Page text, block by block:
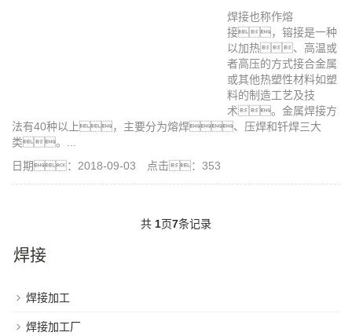
焊接也称作熔
接，镕接是一种
以加热、高温或
者高压的方式接合金属
或其他热塑性材料如塑
料的制造工艺及技
术。金属焊接方
法有40种以上，主要分为熔焊、压焊和钎焊三大
类。...
日期：2018-09-03 点击：353
共 1页7条记录
焊接
焊接加工
焊接加工厂